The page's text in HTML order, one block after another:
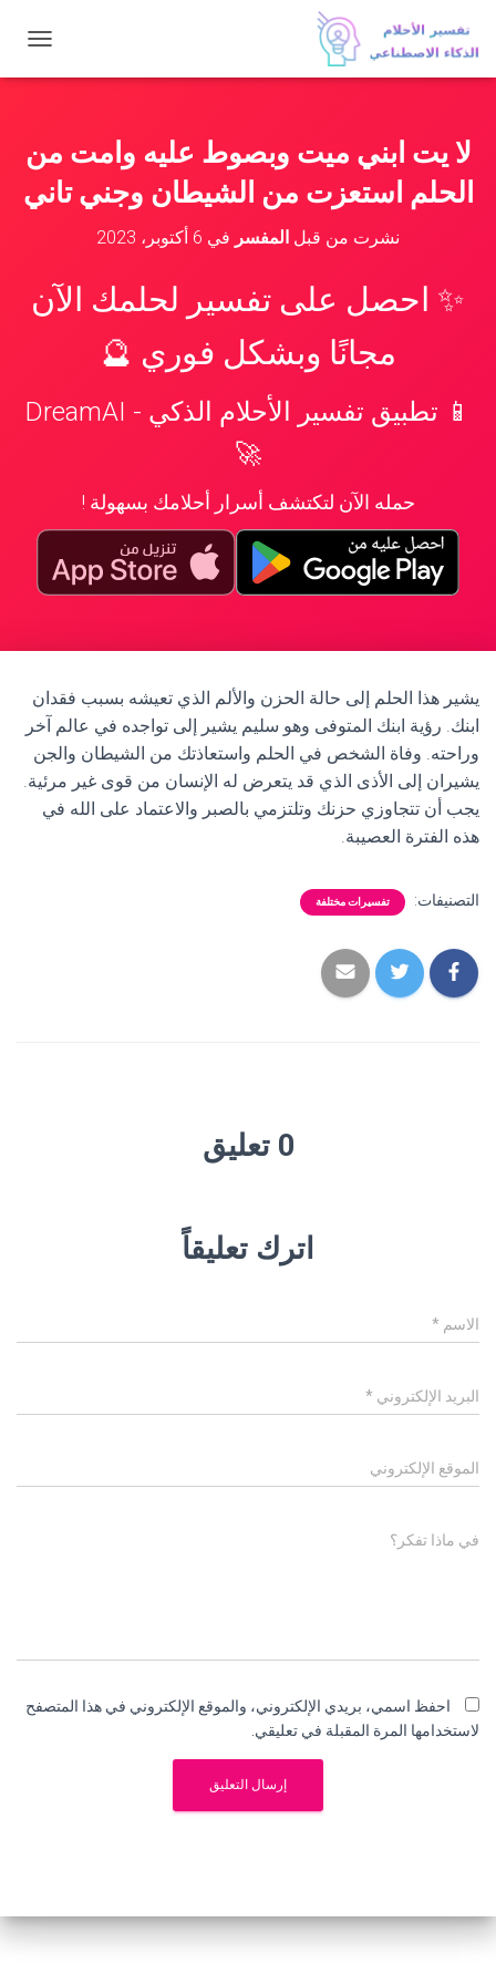
ب
ا
ت
لا يت ابني ميت وبصوط عليه وامت من
الحلم استعزت من الشيطان وجني تاني
نشرت من قبل المفسر في 6 أكتوبر، 2023
✨ احصل على تفسير لحلمك الآن
مجانًا وبشكل فوري 🔮
📱 تطبيق تفسير الأحلام الذكي - DreamAI
🚀
حمله الآن لتكتشف أسرار أحلامك بسهولة !
يشير هذا الحلم إلى حالة الحزن والألم الذي تعيشه بسبب فقدان
ابنك. رؤية ابنك المتوفى وهو سليم يشير إلى تواجده في عالم آخر
وراحته. وفاة الشخص في الحلم واستعاذتك من الشيطان والجن
يشيران إلى الأذى الذي قد يتعرض له الإنسان من قوى غير مرئية.
يجب أن تتجاوزي حزنك وتلتزمي بالصبر والاعتماد على الله في
هذه الفترة العصيبة.
التصنيفات: تفسيرات مختلفة
0 تعليق
اترك تعليقاً
الاسم *
البريد الإلكتروني *
الموقع الإلكتروني
في ماذا تفكر؟
احفظ اسمي، بريدي الإلكتروني، والموقع الإلكتروني في هذا المتصفح
لاستخدامها المرة المقبلة في تعليقي.